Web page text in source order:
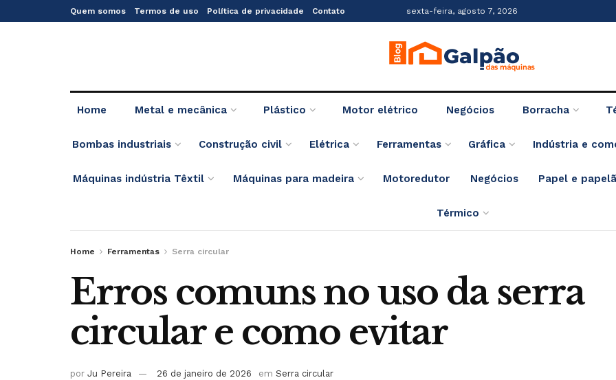
Quem somos Termos de uso Política de privacidade Contato sexta-feira, agosto 7, 2026
Home Metal e mecânica Plástico Motor elétrico Negócios Borracha
Bombas industriais Construção civil Elétrica Ferramentas Gráfica Indústria e
Máquinas indústria Têxtil Máquinas para madeira Motoredutor Negócios Papel e
Térmico
Home Ferramentas Serra circular
Erros comuns no uso da serra
circular e como evitar
por Ju Pereira 26 de janeiro de 2026 em Serra circular